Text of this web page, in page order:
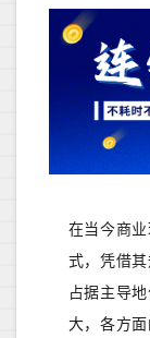
在当今商
式，凭借
占据主导
大，各方